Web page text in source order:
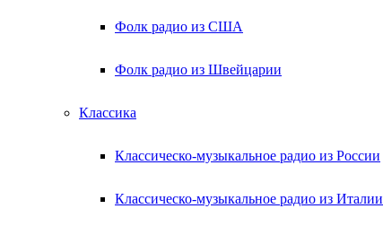
Фолк радио из США
Фолк радио из Швейцарии
Классика
Классическо-музыкальное радио из России
Классическо-музыкальное радио из Италии